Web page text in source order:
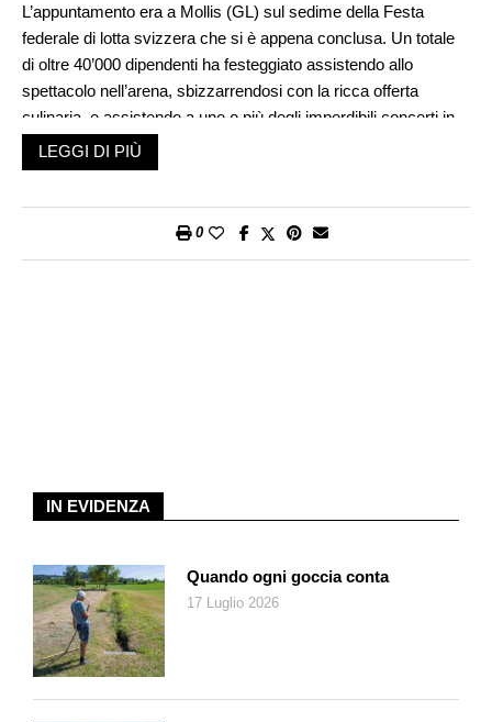
L’appuntamento era a Mollis (GL) sul sedime della Festa
federale di lotta svizzera che si è appena conclusa. Un totale
di oltre 40’000 dipendenti ha festeggiato assistendo allo
spettacolo nell’arena, sbizzarrendosi con la ricca offerta
culinaria, e assistendo a uno o più degli imperdibili concerti in
programma, che hanno visto sfilare sui palchi Stephan Eicher,
Vad Vuc, Hecht, gli Esteriore Brothers e molti altri.
LEGGI DI PIÙ
0
IN EVIDENZA
Quando ogni goccia conta
17 Luglio 2026